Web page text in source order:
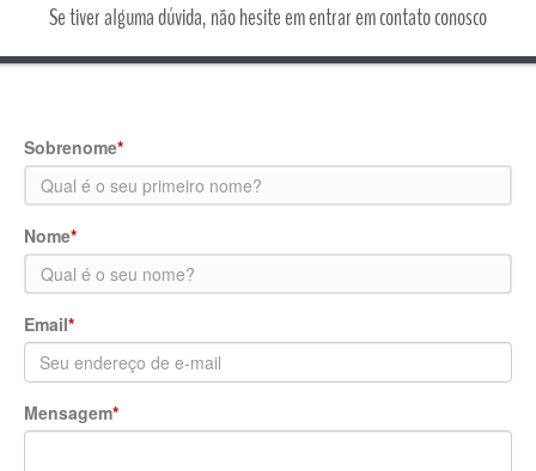
Se tiver alguma dúvida, não hesite em entrar em contato conosco
Sobrenome*
Nome*
Email*
Mensagem*